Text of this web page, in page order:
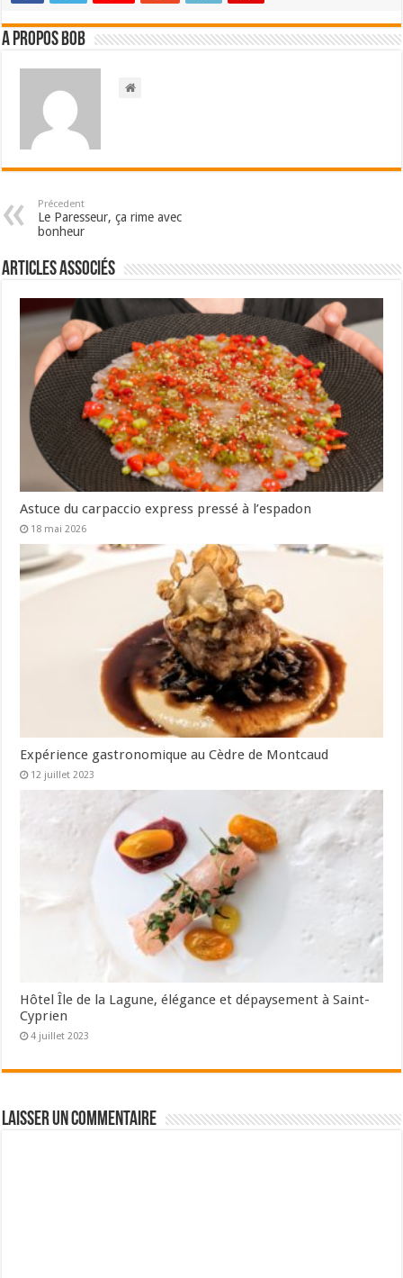
A propos bOb
Précedent
Le Paresseur, ça rime avec
bonheur
Articles associés
Astuce du carpaccio express pressé à l’espadon
18 mai 2026
Expérience gastronomique au Cèdre de Montcaud
12 juillet 2023
Hôtel Île de la Lagune, élégance et dépaysement à Saint-
Cyprien
4 juillet 2023
Laisser un commentaire